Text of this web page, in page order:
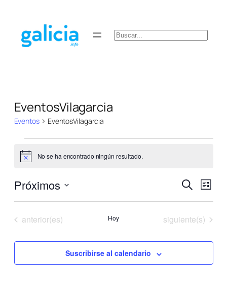
Buscar
EventosVilagarcia
Eventos EventosVilagarcia
Eventos
Aviso No se ha encontrado ningún resultado.
de
vistas
de
Buscar
de
Lista
Próximos
Selecciona
fecha.
Eventos
anterior(es) Hoy Eventos
siguiente(s)
Suscribirse al calendario